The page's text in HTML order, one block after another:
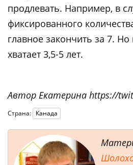
продлевать. Например, в
фиксированного
главное закончить за 7.
хватает 3,5-5 лет.
Автор Екатерина https://
Страна: Канада